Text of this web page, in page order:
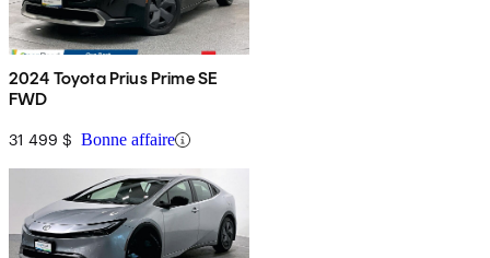
2024 Toyota Prius Prime SE
FWD
31 499 $ Bonne affaire